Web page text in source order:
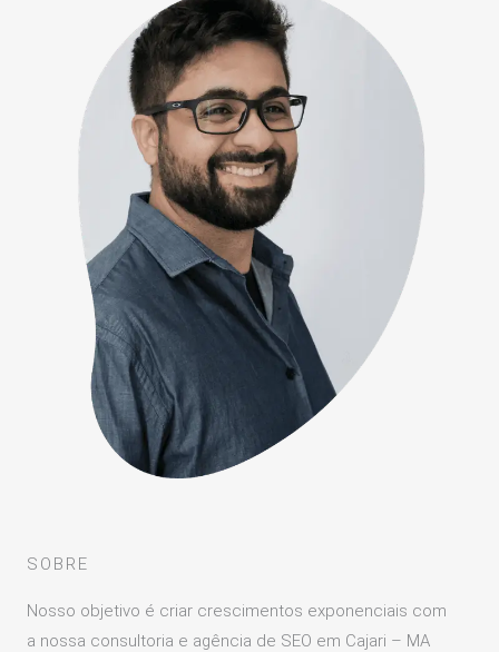
SOBRE
Nosso objetivo é criar crescimentos exponenciais com
a nossa consultoria e agência de SEO em Cajari – MA